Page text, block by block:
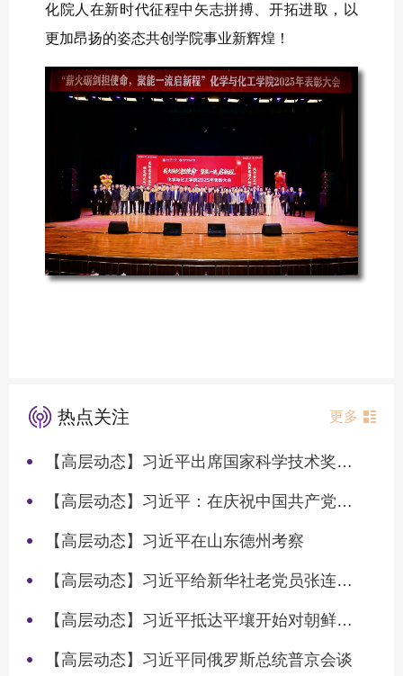
化院人在新时代征程中矢志拼搏、开拓进取，以
更加昂扬的姿态共创学院事业新辉煌！
热点关注 更多
【高层动态】习近平出席国家科学技术奖励大会两院院士大会中国科协第十一次全国代表大会并发表重要讲话
【高层动态】习近平：在庆祝中国共产党成立105周年大会上的讲话
【高层动态】习近平在山东德州考察
【高层动态】习近平给新华社老党员张连生回信强调 传承红色基因 在新征程上书写优异答卷
【高层动态】习近平抵达平壤开始对朝鲜进行国事访问
【高层动态】习近平同俄罗斯总统普京会谈